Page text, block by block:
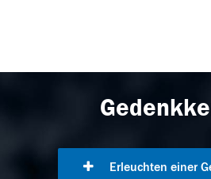
Erleuchten einer